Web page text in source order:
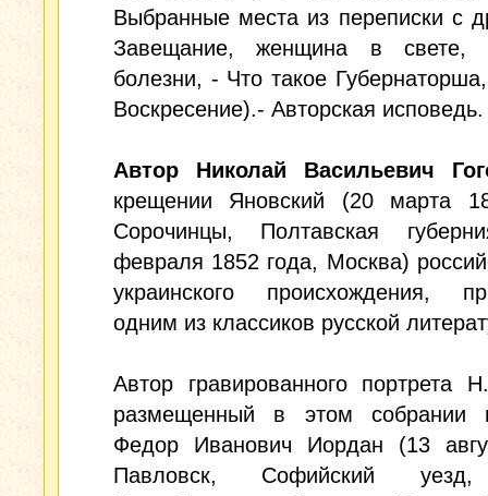
Выбранные места из переписки с
Завещание, женщина в свете,
болезни, - Что такое
Воскресение).- Авторская исповедь.
Автор Николай Васильевич
крещении Яновский (20 марта
Сорочинцы, Полтавская
февраля 1852 года, Москва)
украинского происхождения,
одним из классиков русской
Автор гравированного портрета
размещенный в этом собрании
Федор Иванович Иордан (13
Павловск, Софийский